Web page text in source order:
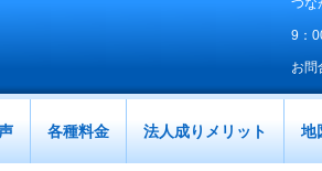
つな
9：
お問
各種料金 法人成りメリット 地